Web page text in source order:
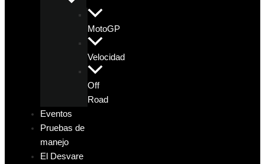
MotoGP
Velocidad
Off
Road
Eventos
Pruebas de
manejo
El Desvare